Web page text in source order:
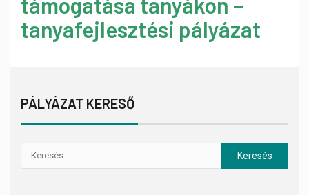
tanyafejlesztési pályázat
PÁLYÁZAT KERESŐ